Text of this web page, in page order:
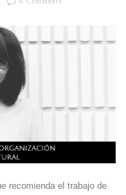
recomienda el trabajo de